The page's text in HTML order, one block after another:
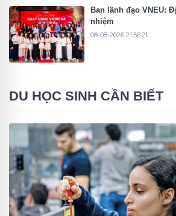
Ban lãnh đạo VNEU:
nhiệm
08-08-2026 21:56:21
DU HỌC SINH CẦN BIẾT